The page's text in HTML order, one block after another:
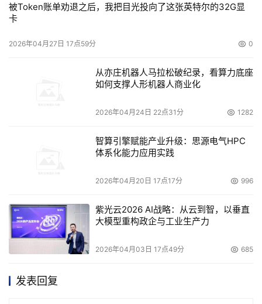
被Token账单劝退之后，我把目光投向了这张英特尔的32G显
卡
2026年04月27日 17点59分 0
从亦庄机器人马拉松破纪录，看算力底座
如何支撑人形机器人商业化
2026年04月24日 22点31分 1282
智算引擎赋能产业升级：思源电气HPC
体系化能力应用实践
2026年04月20日 17点17分 996
紫光云2026 AI战略：从云到智，以垂直
大模型重构政企与工业生产力
2026年04月03日 17点49分 685
发表回复